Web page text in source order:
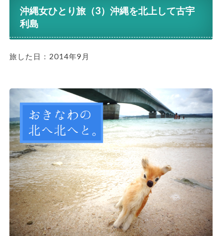
沖縄女ひとり旅（3）沖縄を北上して古宇
利島
旅した日：2014年9月